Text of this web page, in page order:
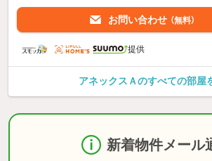
お問い合わせ （無料）
提供
アネックスＡのすべての部屋
新着物件メール